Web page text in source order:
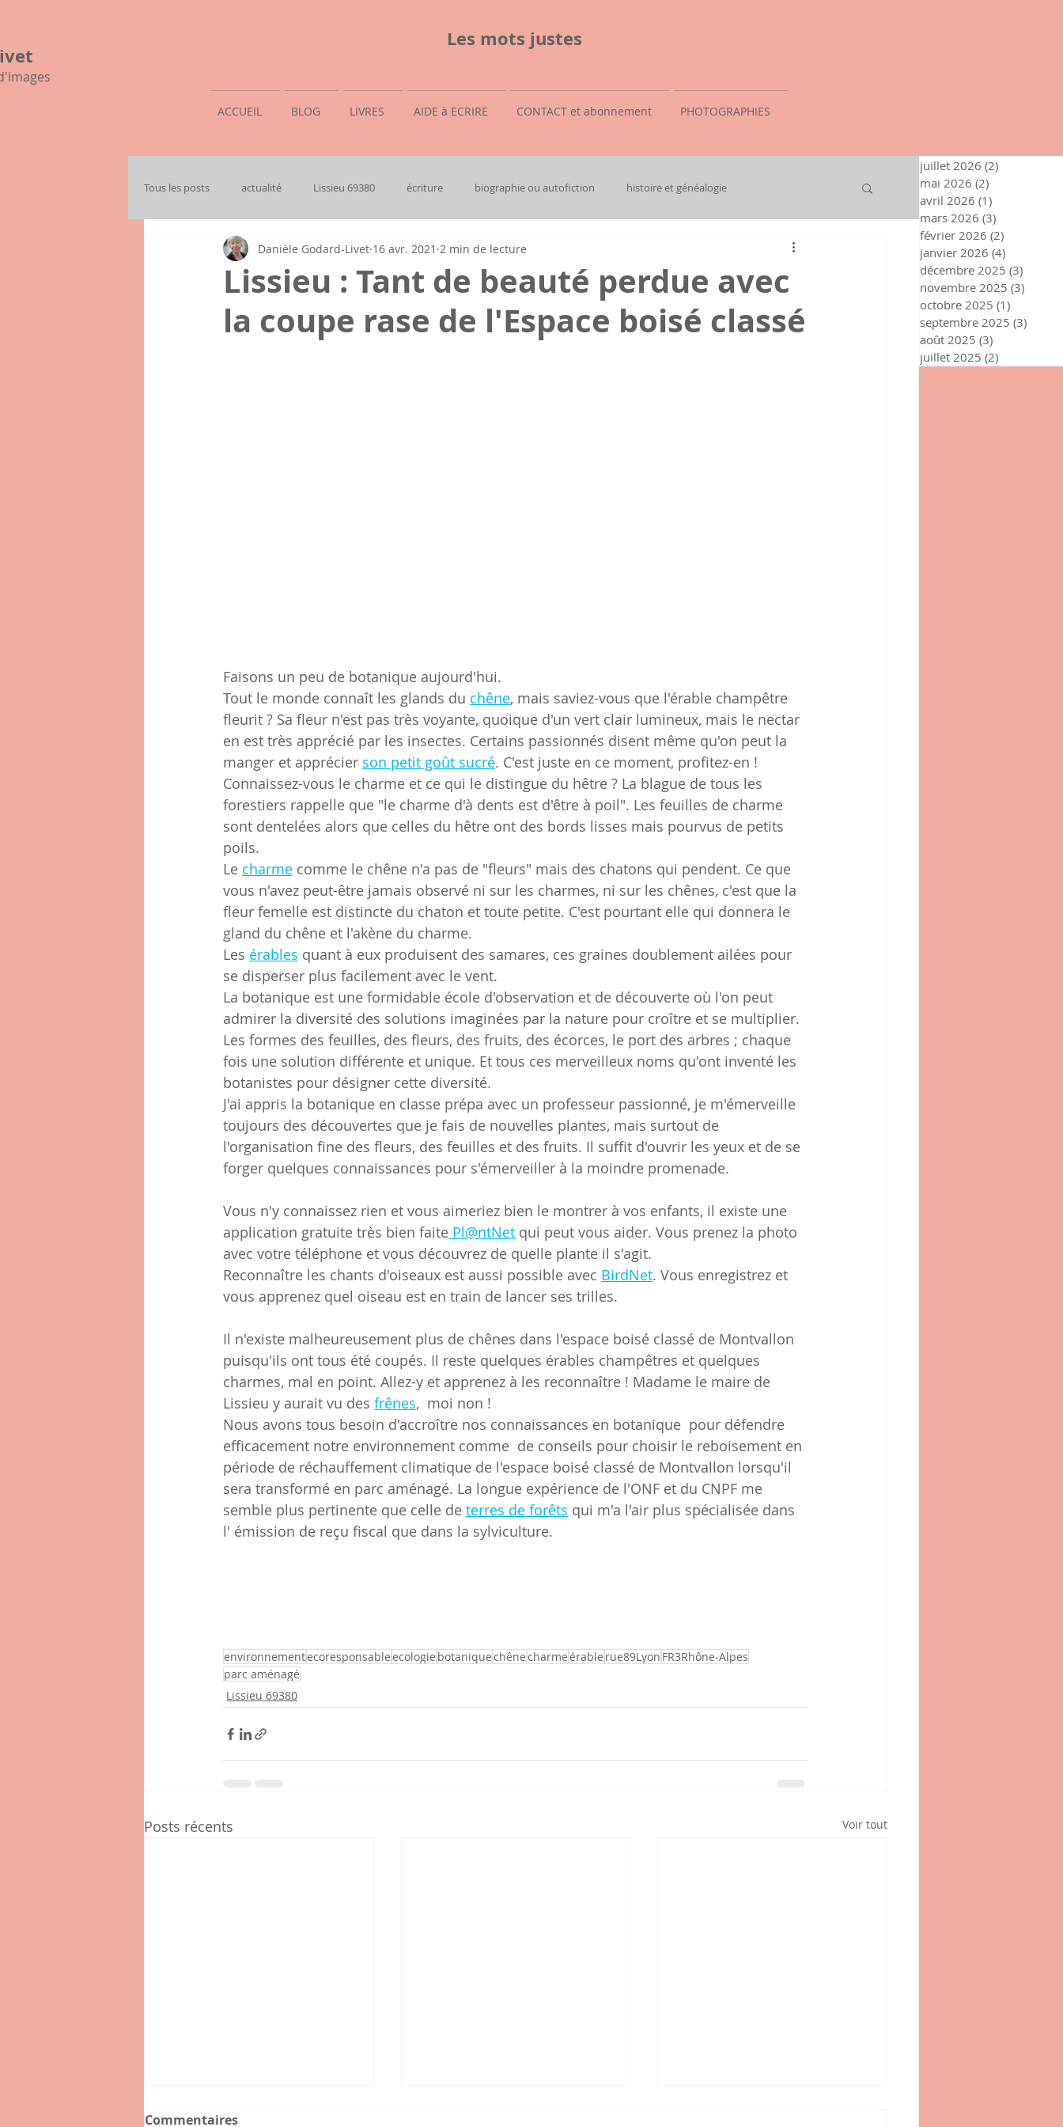
Les mots justes
ACCUEIL BLOG LIVRES AIDE à ECRIRE CONTACT et abonnement PHOTOGRAPHIES
Tous les posts actualité Lissieu 69380 écriture biographie ou autofiction histoire et généalogie
mon histoire familiale
Lissieu : Tant de beauté perdue avec
la coupe rase de l'Espace boisé classé
Danièle Godard-Livet 16 avr. 2021 2 min de lecture
Faisons un peu de botanique aujourd'hui.
Tout le monde connaît les glands du chêne, mais saviez-vous que l'érable champêtre
fleurit ? Sa fleur n'est pas très voyante, quoique d'un vert clair lumineux, mais le nectar
en est très apprécié par les insectes. Certains passionnés disent même qu'on peut la
manger et apprécier son petit goût sucré. C'est juste en ce moment, profitez-en !
Connaissez-vous le charme et ce qui le distingue du hêtre ? La blague de tous les
forestiers rappelle que "le charme d'à dents est d'être à poil". Les feuilles de charme
sont dentelées alors que celles du hêtre ont des bords lisses mais pourvus de petits
poils.
Le charme comme le chêne n'a pas de "fleurs" mais des chatons qui pendent. Ce que
vous n'avez peut-être jamais observé ni sur les charmes, ni sur les chênes, c'est que la
fleur femelle est distincte du chaton et toute petite. C'est pourtant elle qui donnera le
gland du chêne et l'akène du charme.
Les érables quant à eux produisent des samares, ces graines doublement ailées pour
se disperser plus facilement avec le vent.
La botanique est une formidable école d'observation et de découverte où l'on peut
admirer la diversité des solutions imaginées par la nature pour croître et se multiplier.
Les formes des feuilles, des fleurs, des fruits, des écorces, le port des arbres ; chaque
fois une solution différente et unique. Et tous ces merveilleux noms qu'ont inventé les
botanistes pour désigner cette diversité.
J'ai appris la botanique en classe prépa avec un professeur passionné, je m'émerveille
toujours des découvertes que je fais de nouvelles plantes, mais surtout de
l'organisation fine des fleurs, des feuilles et des fruits. Il suffit d'ouvrir les yeux et de se
forger quelques connaissances pour s'émerveiller à la moindre promenade.
Vous n'y connaissez rien et vous aimeriez bien le montrer à vos enfants, il existe une
application gratuite très bien faite Pl@ntNet qui peut vous aider. Vous prenez la photo
avec votre téléphone et vous découvrez de quelle plante il s'agit.
Reconnaître les chants d'oiseaux est aussi possible avec BirdNet. Vous enregistrez et
vous apprenez quel oiseau est en train de lancer ses trilles.
Il n'existe malheureusement plus de chênes dans l'espace boisé classé de Montvallon
puisqu'ils ont tous été coupés. Il reste quelques érables champêtres et quelques
charmes, mal en point. Allez-y et apprenez à les reconnaître ! Madame le maire de
Lissieu y aurait vu des frênes,  moi non !
Nous avons tous besoin d'accroître nos connaissances en botanique  pour défendre
efficacement notre environnement comme  de conseils pour choisir le reboisement en
période de réchauffement climatique de l'espace boisé classé de Montvallon lorsqu'il
sera transformé en parc aménagé. La longue expérience de l'ONF et du CNPF me
semble plus pertinente que celle de terres de forêts qui m'a l'air plus spécialisée dans
l' émission de reçu fiscal que dans la sylviculture.
environnementecoresponsableecologie botaniquechênecharmeérable rue89Lyon FR3Rhône-Alpes
parc aménagé
Lissieu 69380
Posts récents Voir tout
Commentaires
juillet 2026 (2)
mai 2026 (2)
avril 2026 (1)
mars 2026 (3)
février 2026 (2)
janvier 2026 (4)
décembre 2025 (3)
novembre 2025 (3)
octobre 2025 (1)
septembre 2025 (3)
août 2025 (3)
juillet 2025 (2)